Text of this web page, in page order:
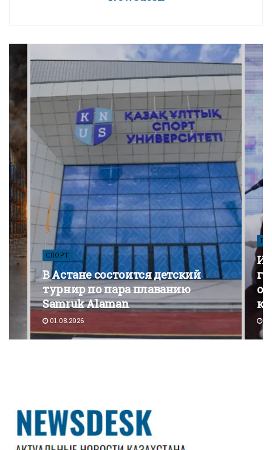
СПОРТ
В Астане состоится детский
турнир по пара плаванию
Samruk Alaman
01.08.2026